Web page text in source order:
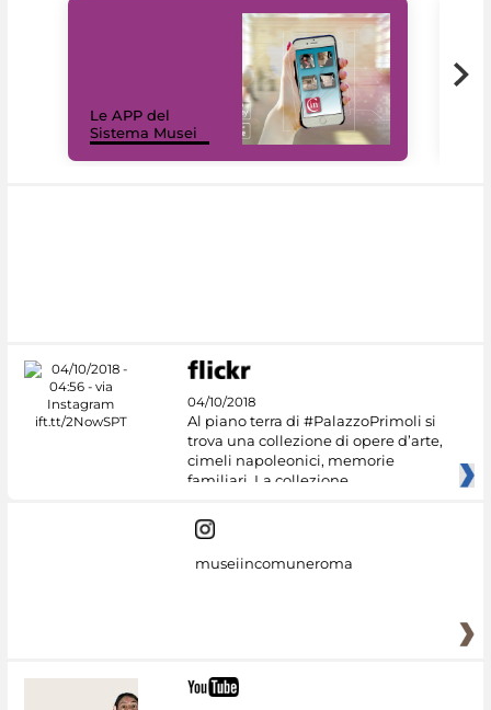
Le APP del
Sistema Musei
04/10/2018
Al piano terra di #PalazzoPrimoli si
trova una collezione di opere d’arte,
cimeli napoleonici, memorie
familiari. La collezione
museiincomuneroma